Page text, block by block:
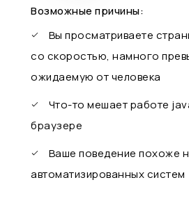
Возможные причины:
Вы просматриваете
со скоростью, намного
ожидаемую от человека
Что-то мешает работе
браузере
Ваше поведение похоже
автоматизированных систем